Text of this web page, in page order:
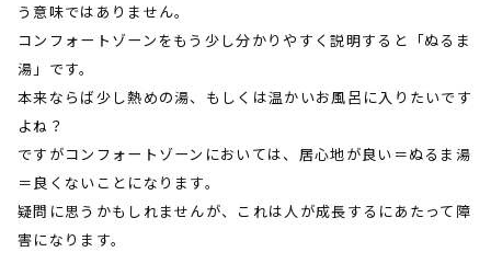
う意味ではありません。
コンフォートゾーンをもう少し分かりやすく説明すると「ぬるま
湯」です。
本来ならば少し熱めの湯、もしくは温かいお風呂に入りたいです
よね？
ですがコンフォートゾーンにおいては、居心地が良い＝ぬるま湯
＝良くないことになります。
疑問に思うかもしれませんが、これは人が成長するにあたって障
害になります。